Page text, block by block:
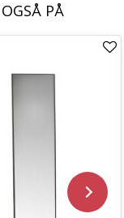
PÅ